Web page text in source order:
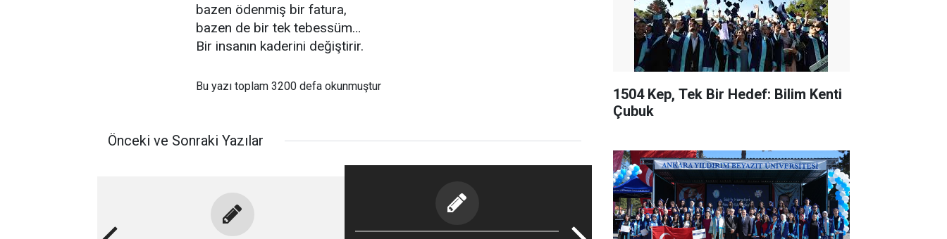
bazen ödenmiş bir fatura,
bazen de bir tek tebessüm…
Bir insanın kaderini değiştirir.
Bu yazı toplam 3200 defa okunmuştur
Önceki ve Sonraki Yazılar
1504 Kep, Tek Bir Hedef: Bilim Kenti
Çubuk